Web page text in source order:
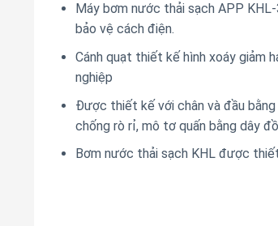
Máy bơm nước thải sạch APP
bảo vệ cách điện.
Cánh quạt thiết kế hình xoáy giảm
nghiệp
Được thiết kế với chân và đầu
chống rò rỉ, mô tơ quấn bằng dây
Bơm nước thải sạch KHL được